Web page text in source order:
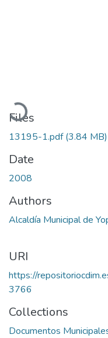
Loading...
Files
13195-1.pdf(3.84 MB)
Date
2008
Authors
Alcaldía Municipal de
URI
https://
3766
Collections
Documentos